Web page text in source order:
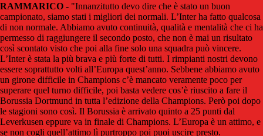
RAMMARICO - "Innanzitutto devo dire che è stato un buon
campionato, siamo stati i migliori dei normali. L’Inter ha fatto qualcosa
di non normale. Abbiamo avuto continuità, qualità e mentalità che ci ha
permesso di raggiungere il secondo posto, che non è mai un risultato
così scontato visto che poi alla fine solo una squadra può vincere.
L’Inter è stata la più brava e più forte di tutti. I rimpianti nostri devono
essere soprattutto volti all’Europa quest’anno. Sebbene abbiamo avuto
un girone difficile in Champions c’è mancato veramente poco per
superare quel turno difficile, poi basta vedere cos’è riuscito a fare il
Borussia Dortmund in tutta l’edizione della Champions. Però poi dopo
le stagioni sono così. Il Borussia è arrivato quinto a 25 punti dal
Leverkusen eppure va in finale di Champions. L’Europa è un attimo, e
se non cogli quell’attimo lì purtroppo poi puoi uscire presto.